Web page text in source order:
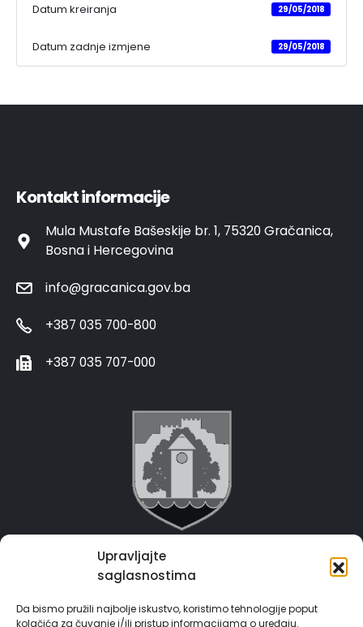
Upravljajte
saglasnostima
Da bismo pružili najbolje iskustvo, koristimo tehnologije poput
kolačića za čuvanje i/ili pristup informacijama o uređaju.
Datum kreiranja 29/05/2018
Datum zadnje izmjene 29/05/2018
Kontakt informacije
Mula Mustafe Bašeskije br. 1, 75320 Gračanica,
Bosna i Hercegovina
info@gracanica.gov.ba
+387 035 700-800
+387 035 707-000
Grad Gračanica